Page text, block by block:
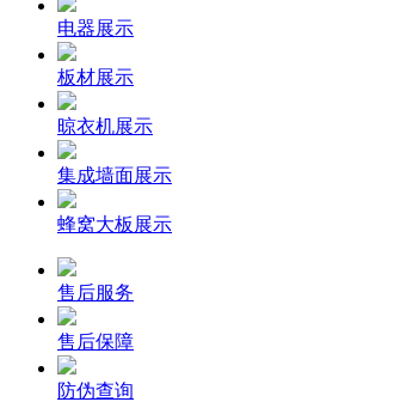
电器展示
板材展示
晾衣机展示
集成墙面展示
蜂窝大板展示
售后服务
售后保障
防伪查询